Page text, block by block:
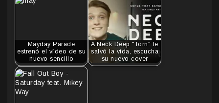
Mayday Parade
estrenó el vídeo de su
nuevo sencillo
A Neck Deep "Torn" le
salvó la vida, escucha
su nuevo cover